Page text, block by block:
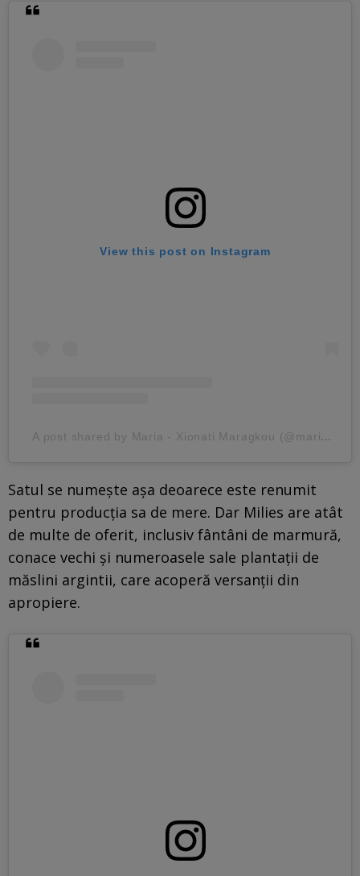
View this post on Instagram
A post shared by Maria - Xionati Maragkou (@mariaxionati_maragkou)
Satul se numește așa deoarece este renumit
pentru producția sa de mere. Dar Milies are atât
de multe de oferit, inclusiv fântâni de marmură,
conace vechi și numeroasele sale plantații de
măslini argintii, care acoperă versanții din
apropiere.